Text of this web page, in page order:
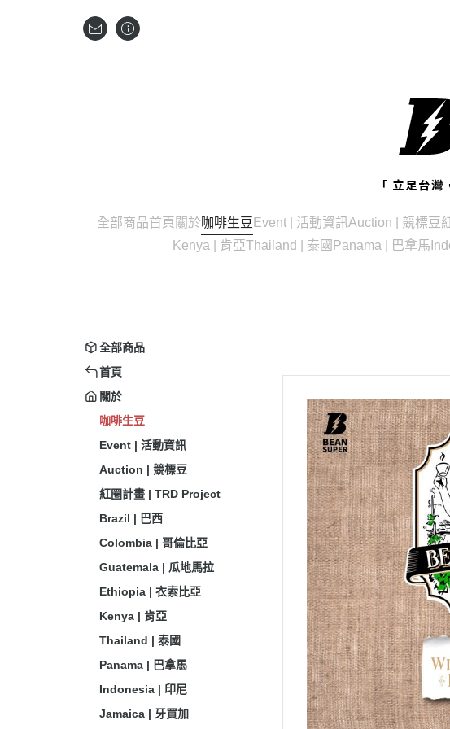
全部商品首頁 關於咖啡生豆 Event | 活動資訊Auction | 競標豆
Kenya | 肯亞Thailand | 泰國 Panama | 巴拿馬
全部商品
首頁
關於
咖啡生豆
Event | 活動資訊
Auction | 競標豆
紅圈計畫 | TRD Project
Brazil | 巴西
Colombia | 哥倫比亞
Guatemala | 瓜地馬拉
Ethiopia | 衣索比亞
Kenya | 肯亞
Thailand | 泰國
Panama | 巴拿馬
Indonesia | 印尼
Jamaica | 牙買加